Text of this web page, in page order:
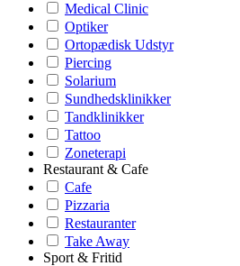
Medical Clinic
Optiker
Ortopædisk Udstyr
Piercing
Solarium
Sundhedsklinikker
Tandklinikker
Tattoo
Zoneterapi
Restaurant & Cafe
Cafe
Pizzaria
Restauranter
Take Away
Sport & Fritid